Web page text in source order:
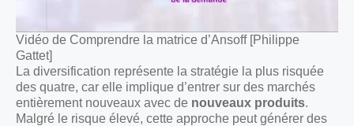
Vidéo de Comprendre la matrice d’Ansoff [Philippe
Gattet]
La diversification représente la stratégie la plus risquée
des quatre, car elle implique d’entrer sur des marchés
entièrement nouveaux avec de nouveaux produits.
Malgré le risque élevé, cette approche peut générer des